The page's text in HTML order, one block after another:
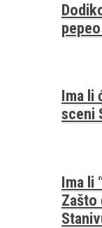
Ima li
sceni
Ima li
Zašto